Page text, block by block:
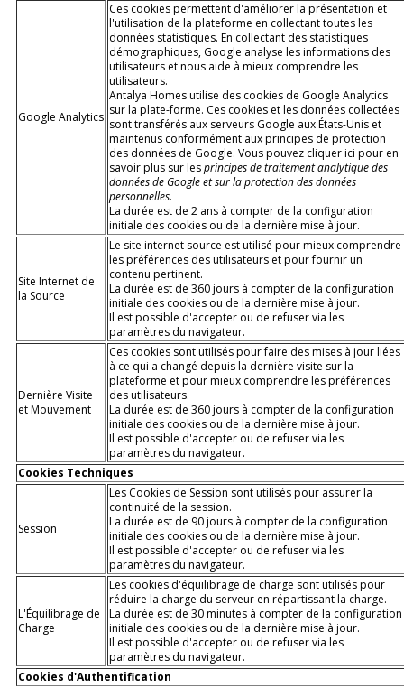
Google Analytics
Ces cookies permettent d'améliorer la présentation et
l'utilisation de la plateforme en collectant toutes les
données statistiques. En collectant des statistiques
démographiques, Google analyse les informations des
utilisateurs et nous aide à mieux comprendre les
utilisateurs.
Antalya Homes utilise des cookies de Google Analytics
sur la plate-forme. Ces cookies et les données collectées
sont transférés aux serveurs Google aux États-Unis et
maintenus conformément aux principes de protection
des données de Google. Vous pouvez cliquer ici pour en
savoir plus sur lesprincipes de traitement analytique des
données de Google et sur la protection des données
personnelles.
La durée est de 2 ans à compter de la configuration
initiale des cookies ou de la dernière mise à jour.
Site Internet de
la Source
Le site internet source est utilisé pour mieux comprendre
les préférences des utilisateurs et pour fournir un
contenu pertinent.
La durée est de 360 jours à compter de la configuration
initiale des cookies ou de la dernière mise à jour.
Il est possible d'accepter ou de refuser via les
paramètres du navigateur.
Dernière Visite
et Mouvement
Ces cookies sont utilisés pour faire des mises à jour liées
à ce qui a changé depuis la dernière visite sur la
plateforme et pour mieux comprendre les préférences
des utilisateurs.
La durée est de 360 jours à compter de la configuration
initiale des cookies ou de la dernière mise à jour.
Il est possible d'accepter ou de refuser via les
paramètres du navigateur.
Cookies Techniques
Session
Les Cookies de Session sont utilisés pour assurer la
continuité de la session.
La durée est de 90 jours à compter de la configuration
initiale des cookies ou de la dernière mise à jour.
Il est possible d'accepter ou de refuser via les
paramètres du navigateur.
L'Équilibrage de
Charge
Les cookies d'équilibrage de charge sont utilisés pour
réduire la charge du serveur en répartissant la charge.
La durée est de 30 minutes à compter de la configuration
initiale des cookies ou de la dernière mise à jour.
Il est possible d'accepter ou de refuser via les
paramètres du navigateur.
Cookies d'Authentification